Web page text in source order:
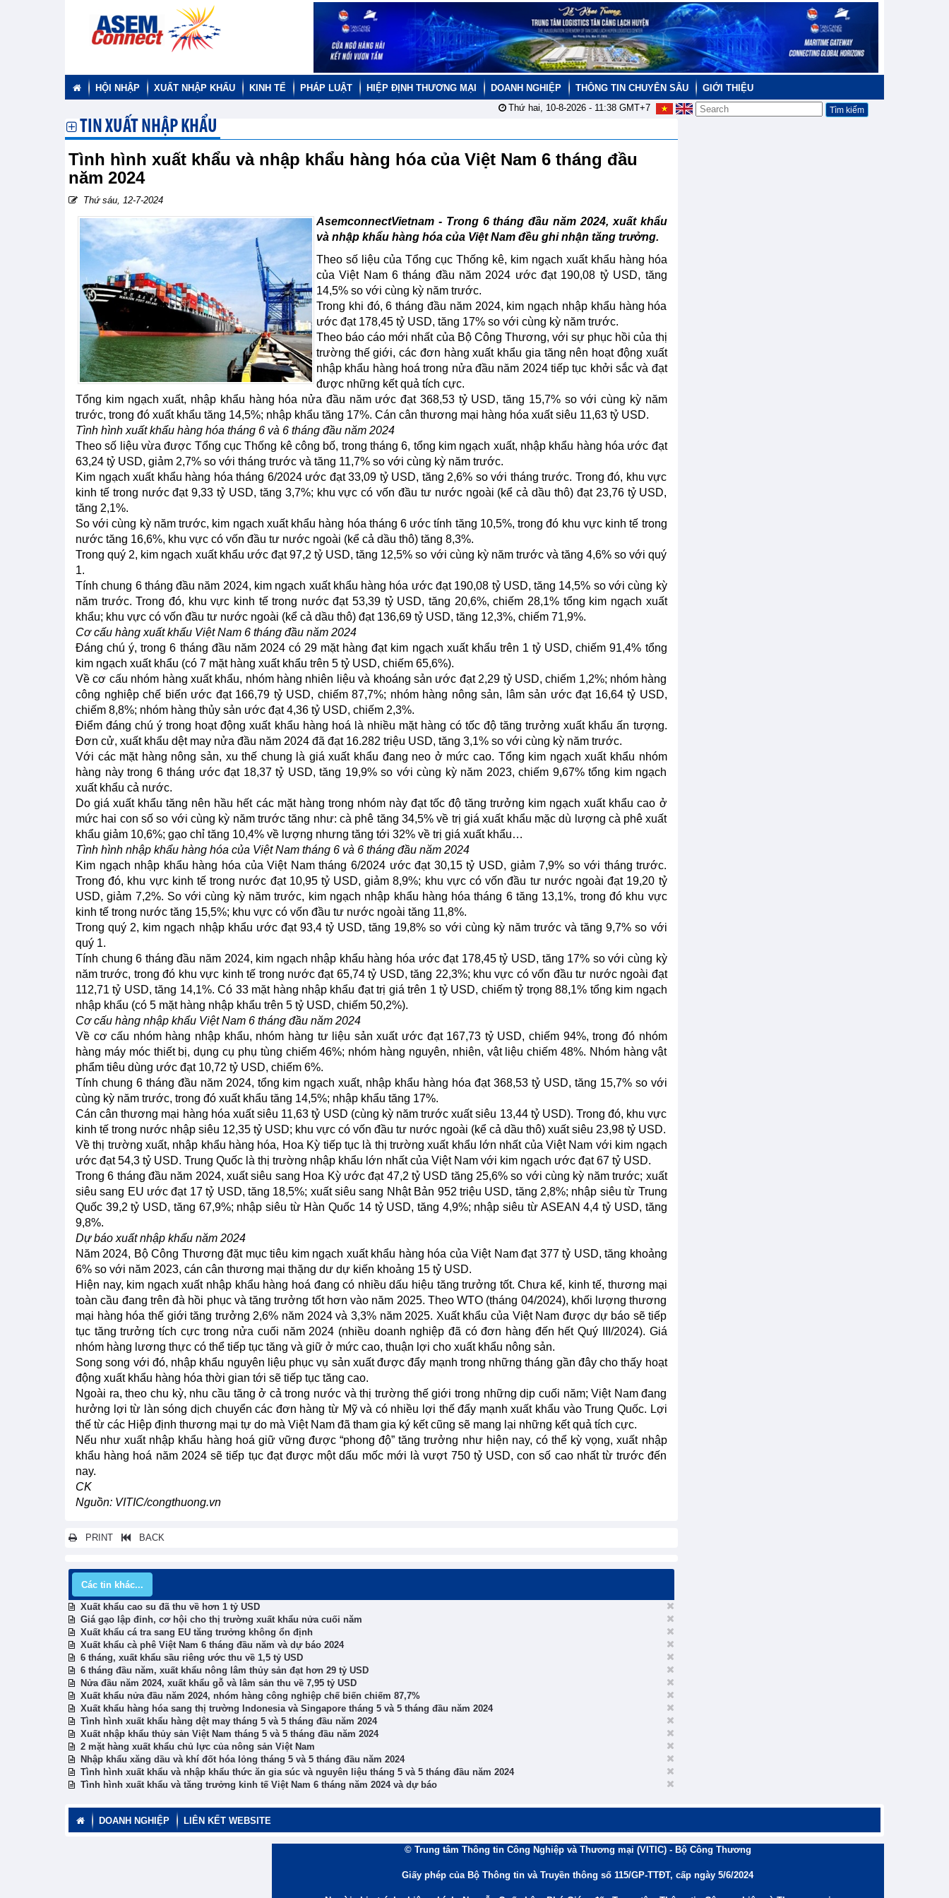
HỘI NHẬP XUẤT NHẬP KHẨU KINH TẾ PHÁP LUẬT HIỆP ĐỊNH THƯƠNG MẠI DOANH NGHIỆP THÔNG TIN CHUYÊN SÂU
GIỚI THIỆU
Thứ hai, 10-8-2026 - 11:38GMT+7
TIN XUẤT NHẬP KHẨU
Tình hình xuất khẩu và nhập khẩu hàng hóa của Việt Nam 6 tháng đầu
năm 2024
Thứ sáu, 12-7-2024
AsemconnectVietnam - Trong 6 tháng đầu năm 2024, xuất khẩu
và nhập khẩu hàng hóa của Việt Nam đều ghi nhận tăng trưởng.
Theo số liệu của Tổng cục Thống kê, kim ngạch xuất khẩu hàng hóa
của Việt Nam 6 tháng đầu năm 2024 ước đạt 190,08 tỷ USD, tăng
14,5% so với cùng kỳ năm trước.
Trong khi đó, 6 tháng đầu năm 2024, kim ngạch nhập khẩu hàng hóa
ước đạt 178,45 tỷ USD, tăng 17% so với cùng kỳ năm trước.
Theo báo cáo mới nhất của Bộ Công Thương, với sự phục hồi của thị
trường thế giới, các đơn hàng xuất khẩu gia tăng nên hoạt động xuất
nhập khẩu hàng hoá trong nửa đầu năm 2024 tiếp tục khởi sắc và đạt
được những kết quả tích cực.
Tổng kim ngạch xuất, nhập khẩu hàng hóa nửa đầu năm ước đạt 368,53 tỷ USD, tăng 15,7% so với cùng kỳ năm
trước, trong đó xuất khẩu tăng 14,5%; nhập khẩu tăng 17%. Cán cân thương mại hàng hóa xuất siêu 11,63 tỷ USD.
Tình hình xuất khẩu hàng hóa tháng 6 và 6 tháng đầu năm 2024
Theo số liệu vừa được Tổng cục Thống kê công bố, trong tháng 6, tổng kim ngạch xuất, nhập khẩu hàng hóa ước đạt
63,24 tỷ USD, giảm 2,7% so với tháng trước và tăng 11,7% so với cùng kỳ năm trước.
Kim ngạch xuất khẩu hàng hóa tháng 6/2024 ước đạt 33,09 tỷ USD, tăng 2,6% so với tháng trước. Trong đó, khu vực
kinh tế trong nước đạt 9,33 tỷ USD, tăng 3,7%; khu vực có vốn đầu tư nước ngoài (kể cả dầu thô) đạt 23,76 tỷ USD,
tăng 2,1%.
So với cùng kỳ năm trước, kim ngạch xuất khẩu hàng hóa tháng 6 ước tính tăng 10,5%, trong đó khu vực kinh tế trong
nước tăng 16,6%, khu vực có vốn đầu tư nước ngoài (kể cả dầu thô) tăng 8,3%.
Trong quý 2, kim ngạch xuất khẩu ước đạt 97,2 tỷ USD, tăng 12,5% so với cùng kỳ năm trước và tăng 4,6% so với quý
1.
Tính chung 6 tháng đầu năm 2024, kim ngạch xuất khẩu hàng hóa ước đạt 190,08 tỷ USD, tăng 14,5% so với cùng kỳ
năm trước. Trong đó, khu vực kinh tế trong nước đạt 53,39 tỷ USD, tăng 20,6%, chiếm 28,1% tổng kim ngạch xuất
khẩu; khu vực có vốn đầu tư nước ngoài (kể cả dầu thô) đạt 136,69 tỷ USD, tăng 12,3%, chiếm 71,9%.
Cơ cấu hàng xuất khẩu Việt Nam 6 tháng đầu năm 2024
Đáng chú ý, trong 6 tháng đầu năm 2024 có 29 mặt hàng đạt kim ngạch xuất khẩu trên 1 tỷ USD, chiếm 91,4% tổng
kim ngạch xuất khẩu (có 7 mặt hàng xuất khẩu trên 5 tỷ USD, chiếm 65,6%).
Về cơ cấu nhóm hàng xuất khẩu, nhóm hàng nhiên liệu và khoáng sản ước đạt 2,29 tỷ USD, chiếm 1,2%; nhóm hàng
công nghiệp chế biến ước đạt 166,79 tỷ USD, chiếm 87,7%; nhóm hàng nông sản, lâm sản ước đạt 16,64 tỷ USD,
chiếm 8,8%; nhóm hàng thủy sản ước đạt 4,36 tỷ USD, chiếm 2,3%.
Điểm đáng chú ý trong hoạt động xuất khẩu hàng hoá là nhiều mặt hàng có tốc độ tăng trưởng xuất khẩu ấn tượng.
Đơn cử, xuất khẩu dệt may nửa đầu năm 2024 đã đạt 16.282 triệu USD, tăng 3,1% so với cùng kỳ năm trước.
Với các mặt hàng nông sản, xu thế chung là giá xuất khẩu đang neo ở mức cao. Tổng kim ngạch xuất khẩu nhóm
hàng này trong 6 tháng ước đạt 18,37 tỷ USD, tăng 19,9% so với cùng kỳ năm 2023, chiếm 9,67% tổng kim ngạch
xuất khẩu cả nước.
Do giá xuất khẩu tăng nên hầu hết các mặt hàng trong nhóm này đạt tốc độ tăng trưởng kim ngạch xuất khẩu cao ở
mức hai con số so với cùng kỳ năm trước tăng như: cà phê tăng 34,5% về trị giá xuất khẩu mặc dù lượng cà phê xuất
khẩu giảm 10,6%; gạo chỉ tăng 10,4% về lượng nhưng tăng tới 32% về trị giá xuất khẩu…
Tình hình nhập khẩu hàng hóa của Việt Nam tháng 6 và 6 tháng đầu năm 2024
Kim ngạch nhập khẩu hàng hóa của Việt Nam tháng 6/2024 ước đạt 30,15 tỷ USD, giảm 7,9% so với tháng trước.
Trong đó, khu vực kinh tế trong nước đạt 10,95 tỷ USD, giảm 8,9%; khu vực có vốn đầu tư nước ngoài đạt 19,20 tỷ
USD, giảm 7,2%. So với cùng kỳ năm trước, kim ngạch nhập khẩu hàng hóa tháng 6 tăng 13,1%, trong đó khu vực
kinh tế trong nước tăng 15,5%; khu vực có vốn đầu tư nước ngoài tăng 11,8%.
Trong quý 2, kim ngạch nhập khẩu ước đạt 93,4 tỷ USD, tăng 19,8% so với cùng kỳ năm trước và tăng 9,7% so với
quý 1.
Tính chung 6 tháng đầu năm 2024, kim ngạch nhập khẩu hàng hóa ước đạt 178,45 tỷ USD, tăng 17% so với cùng kỳ
năm trước, trong đó khu vực kinh tế trong nước đạt 65,74 tỷ USD, tăng 22,3%; khu vực có vốn đầu tư nước ngoài đạt
112,71 tỷ USD, tăng 14,1%. Có 33 mặt hàng nhập khẩu đạt trị giá trên 1 tỷ USD, chiếm tỷ trọng 88,1% tổng kim ngạch
nhập khẩu (có 5 mặt hàng nhập khẩu trên 5 tỷ USD, chiếm 50,2%).
Cơ cấu hàng nhập khẩu Việt Nam 6 tháng đầu năm 2024
Về cơ cấu nhóm hàng nhập khẩu, nhóm hàng tư liệu sản xuất ước đạt 167,73 tỷ USD, chiếm 94%, trong đó nhóm
hàng máy móc thiết bị, dụng cụ phụ tùng chiếm 46%; nhóm hàng nguyên, nhiên, vật liệu chiếm 48%. Nhóm hàng vật
phẩm tiêu dùng ước đạt 10,72 tỷ USD, chiếm 6%.
Tính chung 6 tháng đầu năm 2024, tổng kim ngạch xuất, nhập khẩu hàng hóa đạt 368,53 tỷ USD, tăng 15,7% so với
cùng kỳ năm trước, trong đó xuất khẩu tăng 14,5%; nhập khẩu tăng 17%.
Cán cân thương mại hàng hóa xuất siêu 11,63 tỷ USD (cùng kỳ năm trước xuất siêu 13,44 tỷ USD). Trong đó, khu vực
kinh tế trong nước nhập siêu 12,35 tỷ USD; khu vực có vốn đầu tư nước ngoài (kể cả dầu thô) xuất siêu 23,98 tỷ USD.
Về thị trường xuất, nhập khẩu hàng hóa, Hoa Kỳ tiếp tục là thị trường xuất khẩu lớn nhất của Việt Nam với kim ngạch
ước đạt 54,3 tỷ USD. Trung Quốc là thị trường nhập khẩu lớn nhất của Việt Nam với kim ngạch ước đạt 67 tỷ USD.
Trong 6 tháng đầu năm 2024, xuất siêu sang Hoa Kỳ ước đạt 47,2 tỷ USD tăng 25,6% so với cùng kỳ năm trước; xuất
siêu sang EU ước đạt 17 tỷ USD, tăng 18,5%; xuất siêu sang Nhật Bản 952 triệu USD, tăng 2,8%; nhập siêu từ Trung
Quốc 39,2 tỷ USD, tăng 67,9%; nhập siêu từ Hàn Quốc 14 tỷ USD, tăng 4,9%; nhập siêu từ ASEAN 4,4 tỷ USD, tăng
9,8%.
Dự báo xuất nhập khẩu năm 2024
Năm 2024, Bộ Công Thương đặt mục tiêu kim ngạch xuất khẩu hàng hóa của Việt Nam đạt 377 tỷ USD, tăng khoảng
6% so với năm 2023, cán cân thương mại thặng dư dự kiến khoảng 15 tỷ USD.
Hiện nay, kim ngạch xuất nhập khẩu hàng hoá đang có nhiều dấu hiệu tăng trưởng tốt. Chưa kể, kinh tế, thương mại
toàn cầu đang trên đà hồi phục và tăng trưởng tốt hơn vào năm 2025. Theo WTO (tháng 04/2024), khối lượng thương
mại hàng hóa thế giới tăng trưởng 2,6% năm 2024 và 3,3% năm 2025. Xuất khẩu của Việt Nam được dự báo sẽ tiếp
tục tăng trưởng tích cực trong nửa cuối năm 2024 (nhiều doanh nghiệp đã có đơn hàng đến hết Quý III/2024). Giá
nhóm hàng lương thực có thể tiếp tục tăng và giữ ở mức cao, thuận lợi cho xuất khẩu nông sản.
Song song với đó, nhập khẩu nguyên liệu phục vụ sản xuất được đẩy mạnh trong những tháng gần đây cho thấy hoạt
động xuất khẩu hàng hóa thời gian tới sẽ tiếp tục tăng cao.
Ngoài ra, theo chu kỳ, nhu cầu tăng ở cả trong nước và thị trường thế giới trong những dịp cuối năm; Việt Nam đang
hưởng lợi từ làn sóng dịch chuyển các đơn hàng từ Mỹ và có nhiều lợi thế đẩy mạnh xuất khẩu vào Trung Quốc. Lợi
thế từ các Hiệp định thương mại tự do mà Việt Nam đã tham gia ký kết cũng sẽ mang lại những kết quả tích cực.
Nếu như xuất nhập khẩu hàng hoá giữ vững được “phong độ” tăng trưởng như hiện nay, có thể kỳ vọng, xuất nhập
khẩu hàng hoá năm 2024 sẽ tiếp tục đạt được một dấu mốc mới là vượt 750 tỷ USD, con số cao nhất từ trước đến
nay.
CK
Nguồn: VITIC/congthuong.vn
PRINT BACK
Các tin khác...
Xuất khẩu cao su đã thu về hơn 1 tỷ USD
Giá gạo lập đỉnh, cơ hội cho thị trường xuất khẩu nửa cuối năm
Xuất khẩu cá tra sang EU tăng trưởng không ổn định
Xuất khẩu cà phê Việt Nam 6 tháng đầu năm và dự báo 2024
6 tháng, xuất khẩu sầu riêng ước thu về 1,5 tỷ USD
6 tháng đầu năm, xuất khẩu nông lâm thủy sản đạt hơn 29 tỷ USD
Nửa đầu năm 2024, xuất khẩu gỗ và lâm sản thu về 7,95 tỷ USD
Xuất khẩu nửa đầu năm 2024, nhóm hàng công nghiệp chế biến chiếm 87,7%
Xuất khẩu hàng hóa sang thị trường Indonesia và Singapore tháng 5 và 5 tháng đầu năm 2024
Tình hình xuất khẩu hàng dệt may tháng 5 và 5 tháng đầu năm 2024
Xuất nhập khẩu thủy sản Việt Nam tháng 5 và 5 tháng đầu năm 2024
2 mặt hàng xuất khẩu chủ lực của nông sản Việt Nam
Nhập khẩu xăng dầu và khí đốt hóa lỏng tháng 5 và 5 tháng đầu năm 2024
Tình hình xuất khẩu và nhập khẩu thức ăn gia súc và nguyên liệu tháng 5 và 5 tháng đầu năm 2024
Tình hình xuất khẩu và tăng trưởng kinh tế Việt Nam 6 tháng năm 2024 và dự báo
DOANH NGHIỆP LIÊN KẾT WEBSITE
© Trung tâm Thông tin Công Nghiệp và Thương mại (VITIC) - Bộ Công Thương
Giấy phép của Bộ Thông tin và Truyền thông số 115/GP-TTĐT, cấp ngày 5/6/2024